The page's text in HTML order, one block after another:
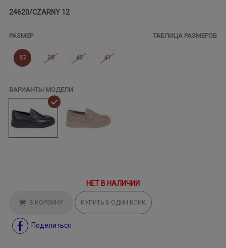
24620/CZARNY 12
РАЗМЕР ТАБЛИЦА РАЗМЕРОВ
37 38 40 41
ВАРИАНТЫ МОДЕЛИ
НЕТ В НАЛИЧИИ
В КОРЗИНУ КУПИТЬ В ОДИН КЛИК
Поделиться